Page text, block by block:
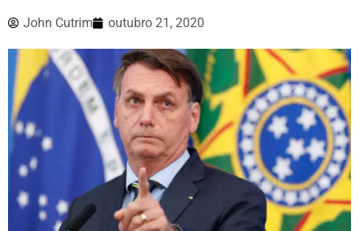
John Cutrim outubro 21, 2020